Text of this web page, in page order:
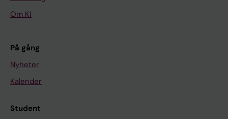
Om KI
På gång
Nyheter
Kalender
Student